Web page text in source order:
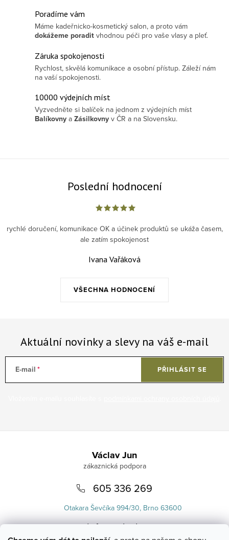
Poradíme vám
Máme kadeřnicko-kosmetický salon, a proto vám
dokážeme poradit vhodnou péči pro vaše vlasy a pleť.
Záruka spokojenosti
Rychlost, skvělá komunikace a osobní přístup. Záleží nám
na vaší spokojenosti.
10000 výdejních míst
Vyzvedněte si balíček na jednom z výdejních míst
Balíkovny a Zásilkovny v ČR a na Slovensku.
Poslední hodnocení
VŠECHNA HODNOCENÍ
rychlé doručení, komunikace OK a účinek produktů se ukáža časem,
ale zatím spokojenost
Ivana Vařáková
Aktuální novinky a slevy na váš e-mail
E-mail PŘIHLÁSIT SE
Václav Jun
605 336 269
Otakara Ševčíka 994/30, Brno 63600
info@uvlasku.cz